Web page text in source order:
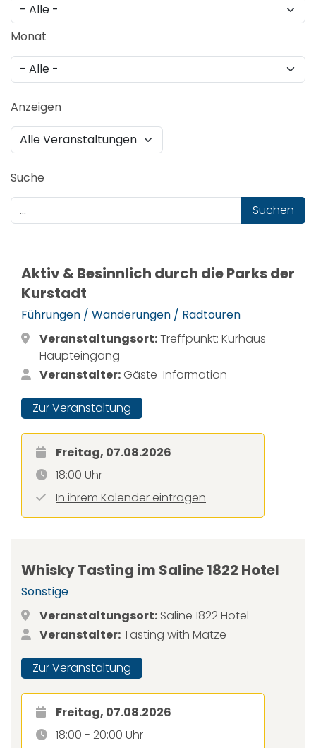
Monat
Anzeigen
Suche
Suchen
Aktiv & Besinnlich durch die Parks der
Kurstadt
Führungen / Wanderungen / Radtouren
Veranstaltungsort:Treffpunkt: Kurhaus
Haupteingang
Veranstalter: Gäste-Information
Zur Veranstaltung
Freitag, 07.08.2026
18:00 Uhr
In ihrem Kalender eintragen
Whisky Tasting im Saline 1822 Hotel
Sonstige
Veranstaltungsort: Saline 1822 Hotel
Veranstalter:Tasting with Matze
Zur Veranstaltung
Freitag, 07.08.2026
18:00 - 20:00 Uhr